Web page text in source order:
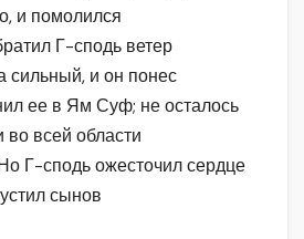
и помолился
Г-сподь ветер
сильный, и он понес
ее в Ям Суф; не осталось
во всей области
Г-сподь ожесточил сердце
сынов